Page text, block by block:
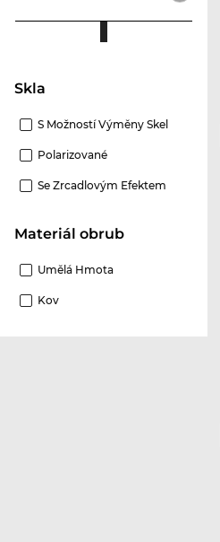
Skla
S Možností Výměny Skel
Polarizované
Se Zrcadlovým Efektem
Materiál obrub
Umělá Hmota
Kov